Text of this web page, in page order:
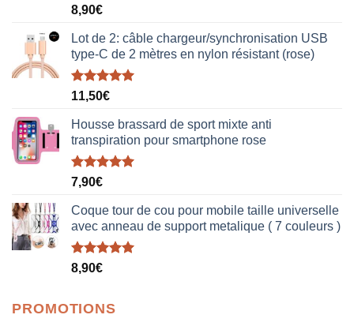
Note5.00
8,90€
Lot de 2: câble chargeur/synchronisation USB
type-C de 2 mètres en nylon résistant (rose)
Note5.00
11,50€
Housse brassard de sport mixte anti
transpiration pour smartphone rose
Note5.00
7,90€
Coque tour de cou pour mobile taille universelle
avec anneau de support metalique ( 7 couleurs )
Note5.00
8,90€
PROMOTIONS